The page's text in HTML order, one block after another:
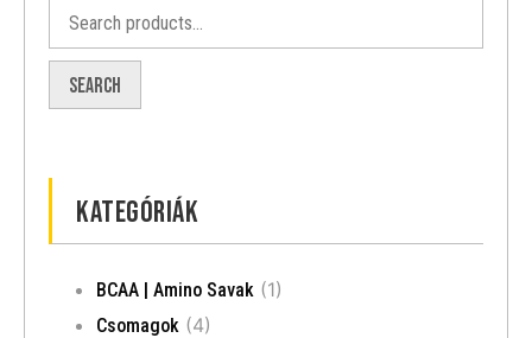
Search
Kategóriák
BCAA | Amino Savak (1)
Csomagok (4)